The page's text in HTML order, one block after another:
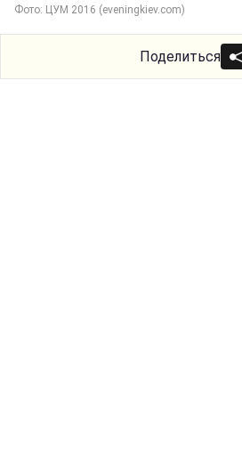
Фото: ЦУМ 2016 (eveningkiev.com)
Поделиться